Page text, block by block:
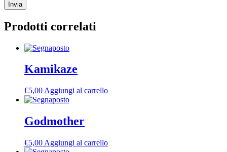
Prodotti correlati
Kamikaze
€5,00 Aggiungi al carrello
Godmother
€5,00 Aggiungi al carrello